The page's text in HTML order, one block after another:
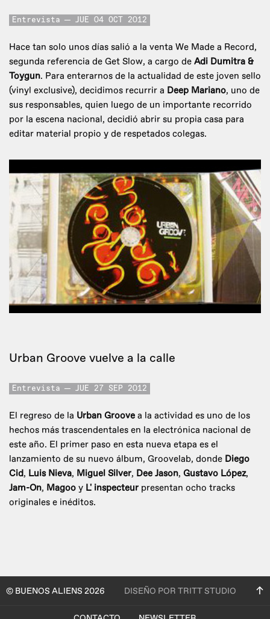
Entrevista JUE 04 OCT 2012
Hace tan solo unos días salió a la venta We Made a Record,
segunda referencia de Get Slow, a cargo de Adi Dumitra &
Toygun. Para enterarnos de la actualidad de este joven sello
(vinyl exclusive), decidimos recurrir a Deep Mariano, uno de
sus responsables, quien luego de un importante recorrido
por la escena nacional, decidió abrir su propia casa para
editar material propio y de respetados colegas.
Urban Groove vuelve a la calle
Entrevista JUE 27 SEP 2012
El regreso de la Urban Groove a la actividad es uno de los
hechos más trascendentales en la electrónica nacional de
este año. El primer paso en esta nueva etapa es el
lanzamiento de su nuevo álbum, Groovelab, donde Diego
Cid, Luis Nieva, Miguel Silver, Dee Jason, Gustavo López,
Jam-On, Magoo y L' inspecteur presentan ocho tracks
originales e inéditos.
© BUENOS ALIENS 2026 DISEÑO POR TRITT STUDIO